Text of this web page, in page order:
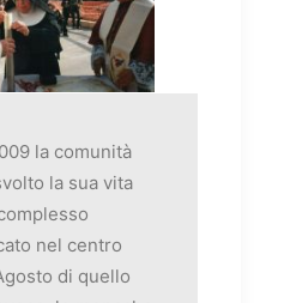
la comunità
la sua vita
nel centro
di quello